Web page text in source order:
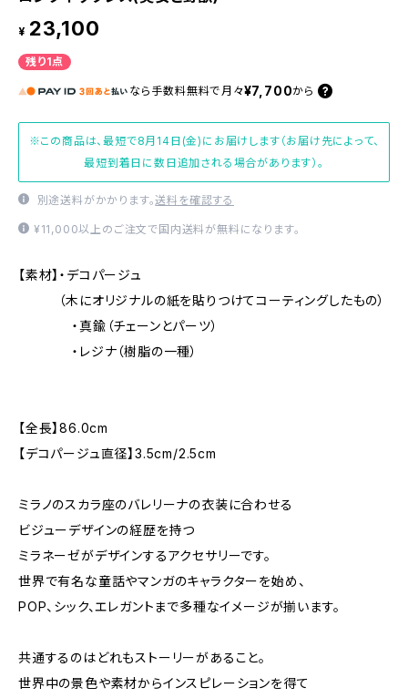
¥ 23,100
残り1点
なら 手数料無料で 月々¥7,700から
※この商品は、最短で8月14日(金)にお届けします（お届け先によって、
最短到着日に数日追加される場合があります）。
別途送料がかかります。送料を確認する
¥11,000以上のご注文で国内送料が無料になります。
【素材】・デコパージュ
（木にオリジナルの紙を貼りつけてコーティングしたもの）
・真鍮（チェーンとパーツ）
・レジナ（樹脂の一種）
【全長】86.0cm
【デコパージュ直径】3.5cm/2.5cm
ミラノのスカラ座のバレリーナの衣装に合わせる
ビジューデザインの経歴を持つ
ミラネーゼがデザインするアクセサリーです。
世界で有名な童話やマンガのキャラクターを始め、
POP、シック、エレガントまで多種なイメージが揃います。
共通するのはどれもストーリーがあること。
世界中の景色や素材からインスピレーションを得て